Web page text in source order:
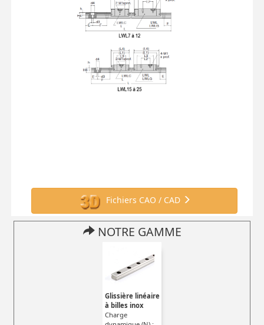
Fichiers CAO / CAD
NOTRE GAMME
Glissière linéaire
à billes inox
Charge